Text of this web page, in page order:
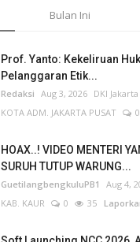
Bulan Ini
Prof. Yanto: Kekeliruan
Pelanggaran Etik...
Redaksi Aug 3, 2026 DKI Jakarta
KOTA ADM. JAKARTA PUSAT
0
HOAX..! VIDEO MENTERI
SURUH TUTUP WARUNG...
GuetilangbengkuluPB1 Aug 4,
KAB. KAUR
0 35